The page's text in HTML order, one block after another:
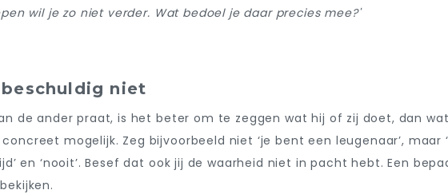
wil je zo niet verder. Wat bedoel je daar precies mee?'
niet
de ander praat, is het beter om te zeggen wat hij of zij doet, dan
mogelijk. Zeg bijvoorbeeld niet ‘je bent een leugenaar’, maar
en ‘nooit’. Besef dat ook jij de waarheid niet in pacht hebt. Een